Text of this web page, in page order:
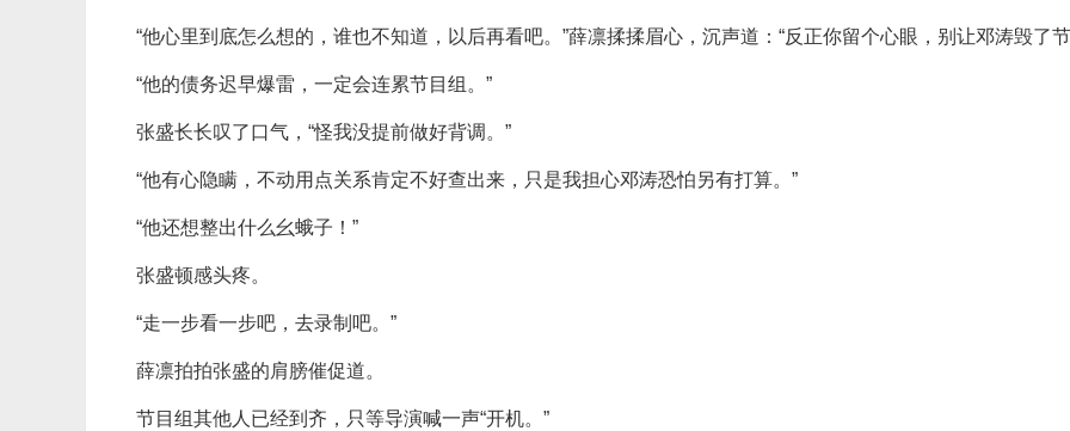
“他心里到底怎么想的，谁也不知道，以后再看吧。”薛凛揉揉眉心，沉声道：“反正你留个心眼，别让邓涛毁了
“他的债务迟早爆雷，一定会连累节目组。”
张盛长长叹了口气，“怪我没提前做好背调。”
“他有心隐瞒，不动用点关系肯定不好查出来，只是我担心邓涛恐怕另有打算。”
“他还想整出什么幺蛾子！”
张盛顿感头疼。
“走一步看一步吧，去录制吧。”
薛凛拍拍张盛的肩膀催促道。
节目组其他人已经到齐，只等导演喊一声“开机。”